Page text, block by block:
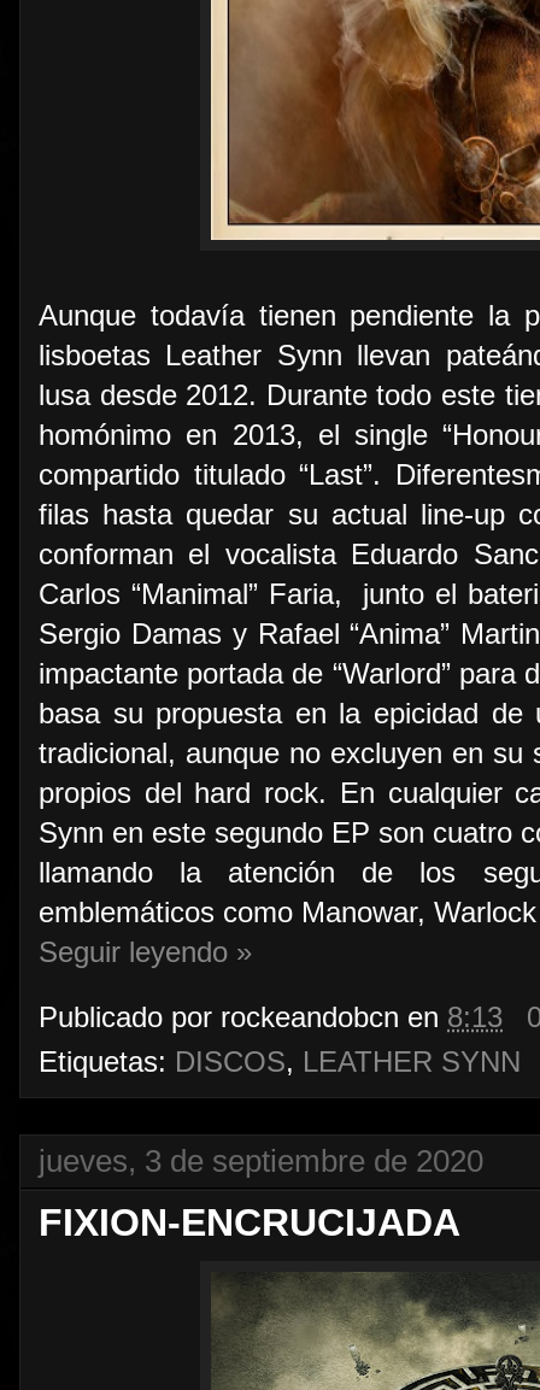
Aunque todavía tienen pendiente la
lisboetas Leather Synn llevan
lusa desde 2012. Durante todo este
homónimo en 2013, el single
compartido titulado “Last”.
filas hasta quedar su actual line-up
conforman el vocalista Eduardo
Carlos “Manimal” Faria, junto el
Sergio Damas y Rafael “Anima”
impactante portada de “Warlord” para
basa su propuesta en la epicidad
tradicional, aunque no excluyen en su
propios del hard rock. En cualquier
Synn en este segundo EP son cuatro
llamando la atención de los
emblemáticos como Manowar,
Seguir leyendo »
Publicado por rockeandobcn en 8:13
Etiquetas: DISCOS, LEATHER SYNN
jueves, 3 de septiembre de 2020
FIXION-ENCRUCIJADA